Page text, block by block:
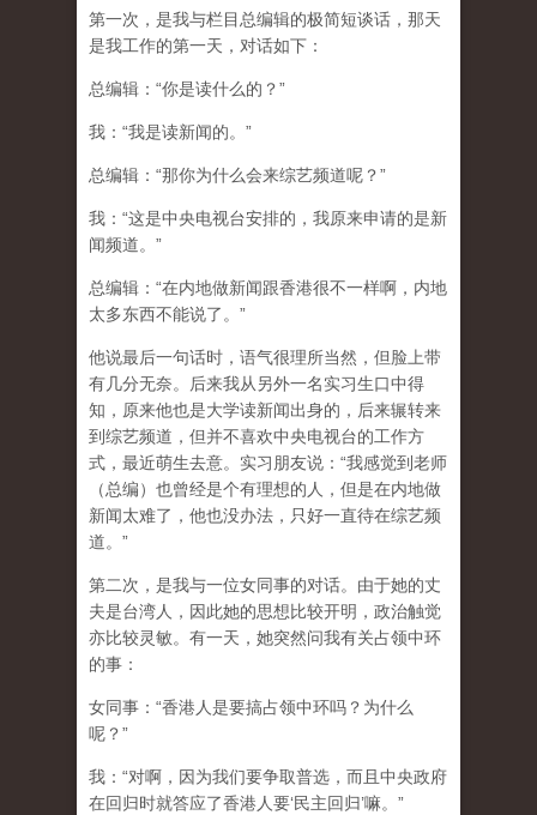
第一次，是我与栏目总编辑的极简短谈话，那天
是我工作的第一天，对话如下：
总编辑：“你是读什么的？”
我：“我是读新闻的。”
总编辑：“那你为什么会来综艺频道呢？”
我：“这是中央电视台安排的，我原来申请的是新
闻频道。”
总编辑：“在内地做新闻跟香港很不一样啊，内地
太多东西不能说了。”
他说最后一句话时，语气很理所当然，但脸上带
有几分无奈。后来我从另外一名实习生口中得
知，原来他也是大学读新闻出身的，后来辗转来
到综艺频道，但并不喜欢中央电视台的工作方
式，最近萌生去意。实习朋友说：“我感觉到老师
（总编）也曾经是个有理想的人，但是在内地做
新闻太难了，他也没办法，只好一直待在综艺频
道。”
第二次，是我与一位女同事的对话。由于她的丈
夫是台湾人，因此她的思想比较开明，政治触觉
亦比较灵敏。有一天，她突然问我有关占领中环
的事：
女同事：“香港人是要搞占领中环吗？为什么
呢？”
我：“对啊，因为我们要争取普选，而且中央政府
在回归时就答应了香港人要‘民主回归’嘛。”